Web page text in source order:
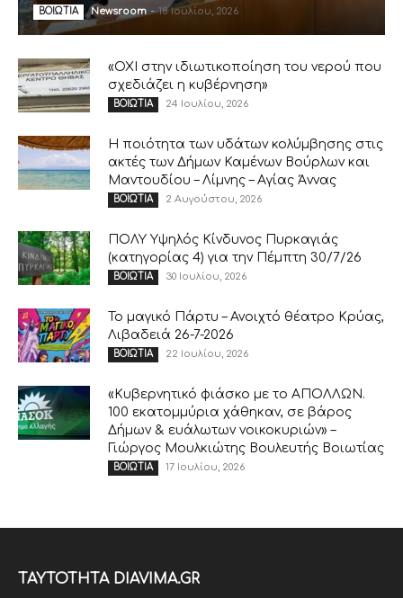
ΒΟΙΩΤΙΑ Newsroom - 18 Ιουλίου, 2026
«ΟΧΙ στην ιδιωτικοποίηση του νερού που
σχεδιάζει η κυβέρνηση»
ΒΟΙΩΤΙΑ 24 Ιουλίου, 2026
Η ποιότητα των υδάτων κολύμβησης στις
ακτές των Δήμων Καμένων Βούρλων και
Μαντουδίου – Λίμνης – Αγίας Άννας
ΒΟΙΩΤΙΑ 2 Αυγούστου, 2026
ΠΟΛΥ Υψηλός Κίνδυνος Πυρκαγιάς
(κατηγορίας 4) για την Πέμπτη 30/7/26
ΒΟΙΩΤΙΑ 30 Ιουλίου, 2026
Το μαγικό Πάρτυ – Ανοιχτό θέατρο Κρύας,
Λιβαδειά 26-7-2026
ΒΟΙΩΤΙΑ 22 Ιουλίου, 2026
«Κυβερνητικό φιάσκο με το ΑΠΟΛΛΩΝ.
100 εκατομμύρια χάθηκαν, σε βάρος
Δήμων & ευάλωτων νοικοκυριών» –
Γιώργος Μουλκιώτης Βουλευτής Βοιωτίας
ΒΟΙΩΤΙΑ 17 Ιουλίου, 2026
ΤΑΥΤΟΤΗΤΑ DIAVIMA.GR